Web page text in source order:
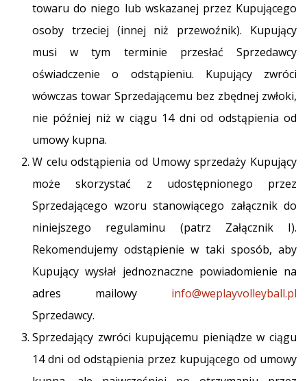
towaru do niego lub wskazanej przez Kupującego
osoby trzeciej (innej niż przewoźnik). Kupujący
musi w tym terminie przesłać Sprzedawcy
oświadczenie o odstąpieniu. Kupujący zwróci
wówczas towar Sprzedającemu bez zbędnej zwłoki,
nie później niż w ciągu 14 dni od odstąpienia od
umowy kupna.
W celu odstąpienia od Umowy sprzedaży Kupujący
może skorzystać z udostępnionego przez
Sprzedającego wzoru stanowiącego załącznik do
niniejszego regulaminu (patrz Załącznik I).
Rekomendujemy odstąpienie w taki sposób, aby
Kupujący wysłał jednoznaczne powiadomienie na
adres mailowy info@weplayvolleyball.pl
Sprzedawcy.
Sprzedający zwróci kupującemu pieniądze w ciągu
14 dni od odstąpienia przez kupującego od umowy